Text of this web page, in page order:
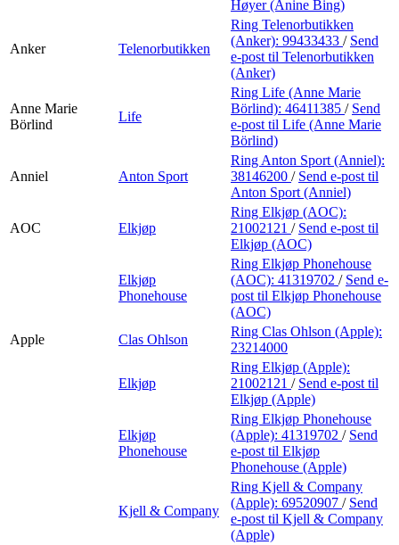
Høyer (Anine Bing)
Anker Telenorbutikken
Ring Telenorbutikken
(Anker): 99433433 / Send
e-post til Telenorbutikken
(Anker)
Anne Marie
Börlind
Life
Ring Life (Anne Marie
Börlind): 46411385 / Send
e-post til Life (Anne Marie
Börlind)
Anniel Anton Sport
Ring Anton Sport (Anniel):
38146200 / Send e-post til
Anton Sport (Anniel)
AOC Elkjøp
Ring Elkjøp (AOC):
21002121 / Send e-post til
Elkjøp (AOC)
Elkjøp
Phonehouse
Ring Elkjøp Phonehouse
(AOC): 41319702 / Send e-
post til Elkjøp Phonehouse
(AOC)
Apple
Clas Ohlson
Ring Clas Ohlson (Apple):
23214000
Elkjøp
Ring Elkjøp (Apple):
21002121 / Send e-post til
Elkjøp (Apple)
Elkjøp
Phonehouse
Ring Elkjøp Phonehouse
(Apple): 41319702 / Send
e-post til Elkjøp
Phonehouse (Apple)
Kjell & Company
Ring Kjell & Company
(Apple): 69520907 / Send
e-post til Kjell & Company
(Apple)